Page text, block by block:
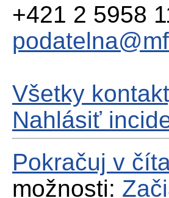
+421 2 5958
Všetky
Nahlásiť
Pokračuj v
možnosti: